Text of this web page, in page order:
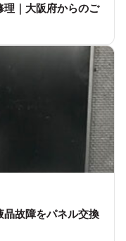
｜大阪府からのご
故障をパネル交換